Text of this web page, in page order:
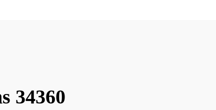
34360